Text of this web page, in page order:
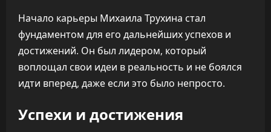
Начало карьеры Михаила Трухина стал
фундаментом для его дальнейших успехов и
достижений. Он был лидером, который
воплощал свои идеи в реальность и не боялся
идти вперед, даже если это было непросто.
Успехи и достижения